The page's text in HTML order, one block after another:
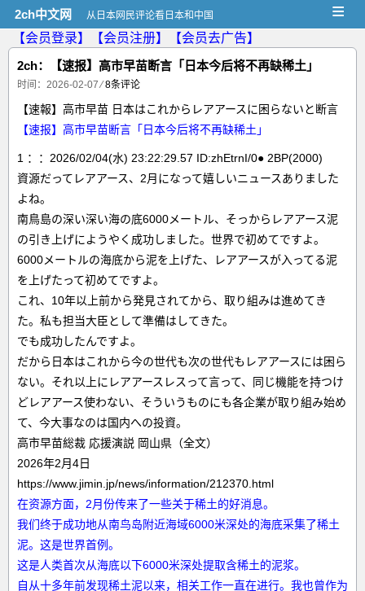
2ch中文网 从日本网民评论看日本和中国 ≡
【会员登录】 【会员注册】
【会员去广告】
2ch：【速报】高市早苗断言「日本今后将不再缺稀土」
时间：2026-02-07 ⁄8条评论
【速報】高市早苗 日本はこれからレアアースに困らないと断言
【速报】高市早苗断言「日本今后将不再缺稀土」
1 ：：2026/02/04(水) 23:22:29.57 ID:zhEtrnI/0● 2BP(2000)
資源だってレアアース、2月になって嬉しいニュースありました
よね。
南鳥島の深い深い海の底6000メートル、そっからレアアース泥
の引き上げにようやく成功しました。世界で初めてですよ。
6000メートルの海底から泥を上げた、レアアースが入ってる泥
を上げたって初めてですよ。
これ、10年以上前から発見されてから、取り組みは進めてき
た。私も担当大臣として準備はしてきた。
でも成功したんですよ。
だから日本はこれから今の世代も次の世代もレアアースには困ら
ない。それ以上にレアアースレスって言って、同じ機能を持つけ
どレアアース使わない、そういうものにも各企業が取り組み始め
て、今大事なのは国内への投資。
高市早苗総裁 応援演説 岡山県（全文）
2026年2月4日
https://www.jimin.jp/news/information/212370.html
在资源方面，2月份传来了一些关于稀土的好消息。
我们终于成功地从南鸟岛附近海域6000米深处的海底采集了稀土
泥。这是世界首例。
这是人类首次从海底以下6000米深处提取含稀土的泥浆。
自从十多年前发现稀土泥以来，相关工作一直在进行。我也曾作为